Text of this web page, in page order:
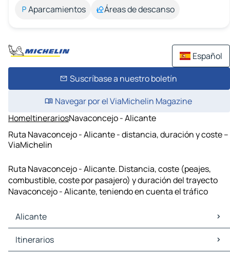
Aparcamientos
Áreas de descanso
Español
Suscríbase a nuestro boletín
Navegar por el ViaMichelin Magazine
HomeItinerariosNavaconcejo - Alicante
Ruta Navaconcejo - Alicante - distancia, duración y coste –
ViaMichelin
Ruta Navaconcejo - Alicante. Distancia, coste (peajes,
combustible, coste por pasajero) y duración del trayecto
Navaconcejo - Alicante, teniendo en cuenta el tráfico
Alicante
Alicante Mapas Planos
Alicante Trafico
Itinerarios